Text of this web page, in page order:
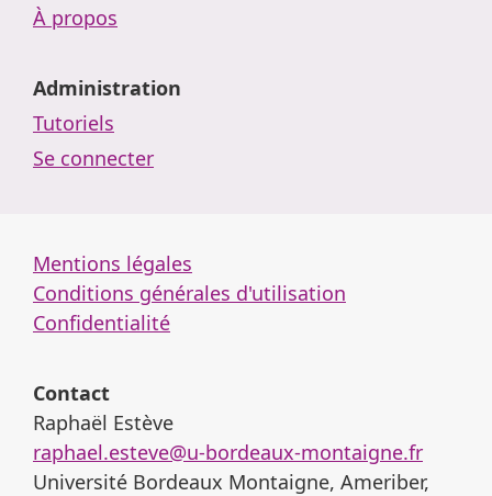
À propos
Administration
Tutoriels
Se connecter
Mentions légales
Conditions générales d'utilisation
Confidentialité
Contact
Raphaël Estève
raphael.esteve@u-bordeaux-montaigne.fr
Université Bordeaux Montaigne, Ameriber,